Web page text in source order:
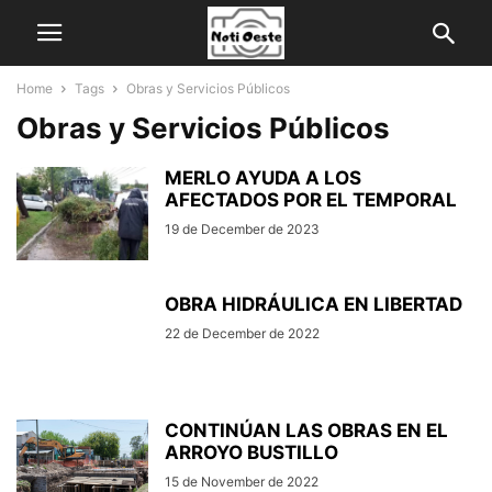
Home Tags Obras y Servicios Públicos
Obras y Servicios Públicos
MERLO AYUDA A LOS
AFECTADOS POR EL TEMPORAL
19 de December de 2023
OBRA HIDRÁULICA EN LIBERTAD
22 de December de 2022
CONTINÚAN LAS OBRAS EN EL
ARROYO BUSTILLO
15 de November de 2022